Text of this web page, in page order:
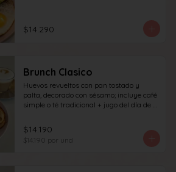
$1.000 adicionales) + yogur griego con
granola y frutas de estación.
$14.290
Brunch Clasico
Huevos revueltos con pan tostado y
palta, decorado con sésamo; incluye café
simple o té tradicional + jugo del día de
$1.000 adicionales), + yogur griego con
granola y frutas de estación.
$14.190
$14.190 por und